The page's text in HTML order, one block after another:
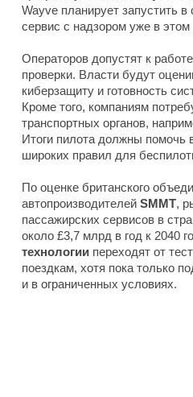
Wayve планирует запустить
сервис с надзором уже в этом
Операторов допустят к
проверки. Власти будут
киберзащиту и готовность
Кроме того, компаниям
транспортных органов,
Итоги пилота должны помочь
широких правил для
По оценке британского
автопроизводителей SMMT,
пассажирских сервисов в
около £3,7 млрд в год к 2040
технологии переходят от
поездкам, хотя пока только
и в ограниченных условиях.